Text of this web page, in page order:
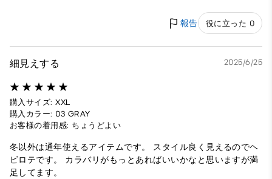
報告 役に立った 0
細見えする 2025/6/25
購入サイズ: XXL
購入カラー: 03 GRAY
お客様の着用感: ちょうどよい
冬以外は通年使えるアイテムです。 スタイル良く見えるのでヘ
ビロテです。 カラバリがもっとあればいいかなと思いますが満
足してます。